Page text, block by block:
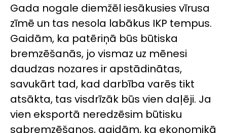
Gada nogale diemžēl iesākusies vīrusa
zīmē un tas nesola labākus IKP tempus.
Gaidām, ka patēriņā būs būtiska
bremzēšanās, jo vismaz uz mēnesi
daudzas nozares ir apstādinātas,
savukārt tad, kad darbība varēs tikt
atsākta, tas visdrīzāk būs vien daļēji. Ja
vien eksportā neredzēsim būtisku
sabremzēšanos, gaidām, ka ekonomikā